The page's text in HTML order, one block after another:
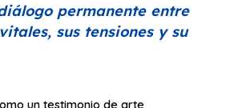
permanente entre
sus tensiones y su
un testimonio de arte